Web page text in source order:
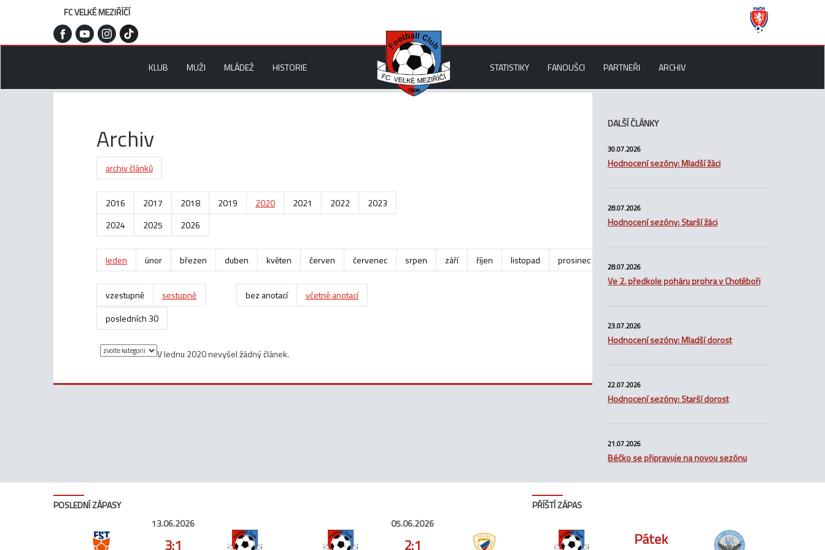
FC VELKÉ MEZIŘÍČÍ
KLUB MUŽI MLÁDEŽ HISTORIE STATISTIKY FANOUŠCI PARTNEŘI ARCHIV
Archiv
archiv článků
2016 2017 2018 2019 2020 2021 2022
2023
2024
2025 2026
leden únor březen duben květen červen červenec srpen září říjen listopad prosinec
vzestupně sestupně bez anotací
včetně anotací
posledních 30
V lednu 2020 nevyšel žádný článek.
DALŠÍ ČLÁNKY
30.07.2026
Hodnocení sezóny: Mladší žáci
28.07.2026
Hodnocení sezóny: Starší žáci
28.07.2026
Ve 2. předkole poháru prohra v Chotěboři
23.07.2026
Hodnocení sezóny: Mladší dorost
22.07.2026
Hodnocení sezóny: Starší dorost
21.07.2026
Béčko se připravuje na novou sezónu
POSLEDNÍ ZÁPASY
13.06.2026
3:1
05.06.2026
2:1
PŘÍŠTÍ ZÁPAS
Pátek